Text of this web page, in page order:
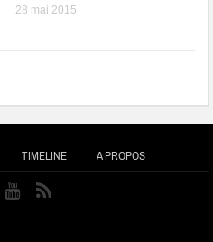
28 mai 2015
TIMELINE A PROPOS